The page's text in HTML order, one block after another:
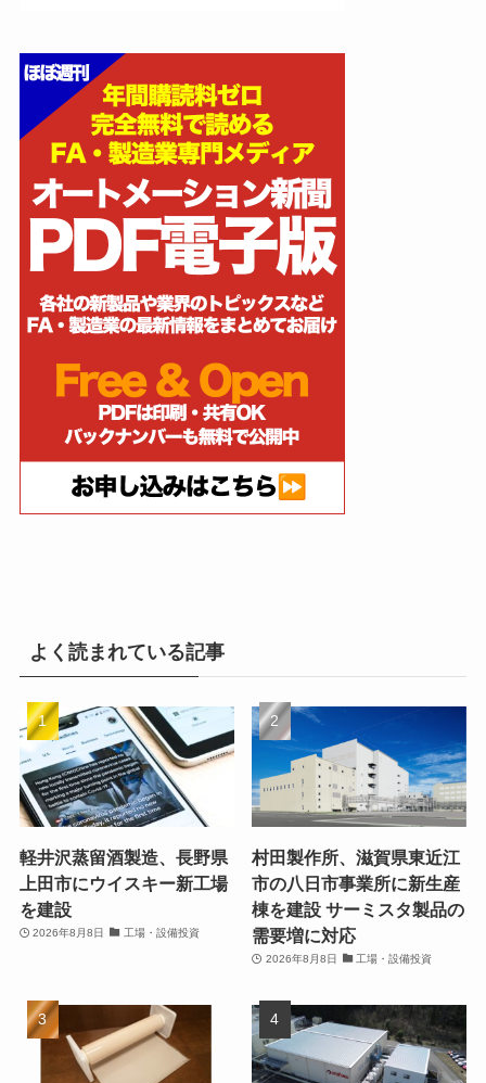
よく読まれている記事
軽井沢蒸留酒製造、長野県
上田市にウイスキー新工場
を建設
2026年8月8日 工場・設備投資
村田製作所、滋賀県東近江
市の八日市事業所に新生産
棟を建設 サーミスタ製品の
需要増に対応
2026年8月8日 工場・設備投資